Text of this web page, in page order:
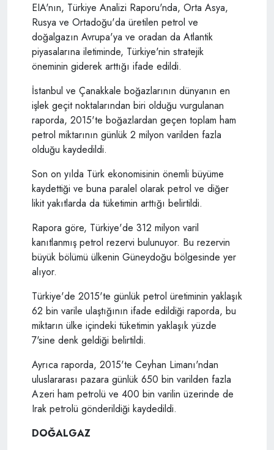
EIA'nın, Türkiye Analizi Raporu'nda, Orta Asya,
Rusya ve Ortadoğu'da üretilen petrol ve
doğalgazın Avrupa'ya ve oradan da Atlantik
piyasalarına iletiminde, Türkiye'nin stratejik
öneminin giderek arttığı ifade edildi.
İstanbul ve Çanakkale boğazlarının dünyanın en
işlek geçit noktalarından biri olduğu vurgulanan
raporda, 2015'te boğazlardan geçen toplam ham
petrol miktarının günlük 2 milyon varilden fazla
olduğu kaydedildi.
Son on yılda Türk ekonomisinin önemli büyüme
kaydettiği ve buna paralel olarak petrol ve diğer
likit yakıtlarda da tüketimin arttığı belirtildi.
Rapora göre, Türkiye'de 312 milyon varil
kanıtlanmış petrol rezervi bulunuyor. Bu rezervin
büyük bölümü ülkenin Güneydoğu bölgesinde yer
alıyor.
Türkiye'de 2015'te günlük petrol üretiminin yaklaşık
62 bin varile ulaştığının ifade edildiği raporda, bu
miktarın ülke içindeki tüketimin yaklaşık yüzde
7'sine denk geldiği belirtildi.
Ayrıca raporda, 2015'te Ceyhan Limanı'ndan
uluslararası pazara günlük 650 bin varilden fazla
Azeri ham petrolü ve 400 bin varilin üzerinde de
Irak petrolü gönderildiği kaydedildi.
DOĞALGAZ